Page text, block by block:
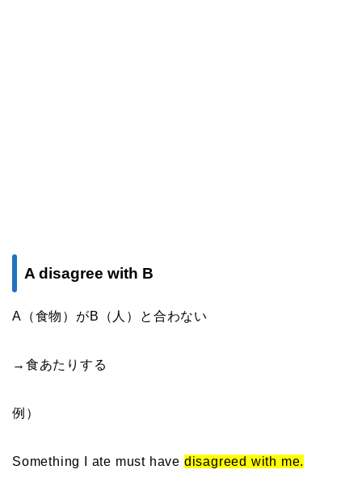
A disagree with B
A（食物）がB（人）と合わない
→食あたりする
例）
Something I ate must have disagreed with me.